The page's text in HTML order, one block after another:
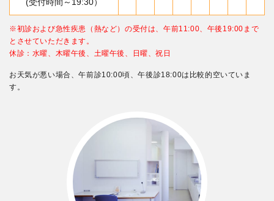
※初診および急性疾患（熱など）の受付は、午前11:00、午後19:00まで
とさせていただきます。
休診：水曜、木曜午後、土曜午後、日曜、祝日
お天気が悪い場合、午前診10:00頃、午後診18:00は比較的空いていま
す。